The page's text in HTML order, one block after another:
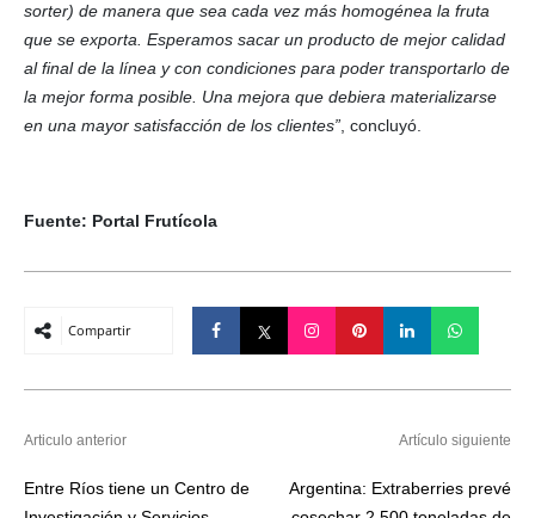
sorter) de manera que sea cada vez más homogénea la fruta
que se exporta. Esperamos sacar un producto de mejor calidad
al final de la línea y con condiciones para poder transportarlo de
la mejor forma posible. Una mejora que debiera materializarse
en una mayor satisfacción de los clientes” , concluyó.
Fuente: Portal Frutícola
Compartir
Articulo anterior
Entre Ríos tiene un Centro de
Artículo siguiente
Argentina: Extraberries prevé